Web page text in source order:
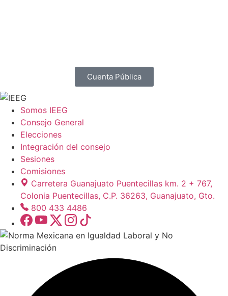
Cuenta Pública
Somos IEEG
Consejo General
Elecciones
Integración del consejo
Sesiones
Comisiones
Carretera Guanajuato Puentecillas km. 2 + 767,
Colonia Puentecillas, C.P. 36263, Guanajuato, Gto.
800 433 4486